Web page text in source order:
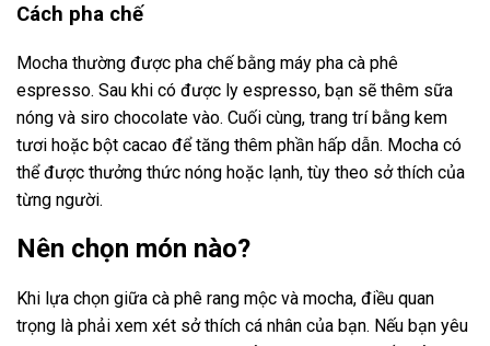
Cách pha chế
Mocha thường được pha chế bằng máy pha cà phê
espresso. Sau khi có được ly espresso, bạn sẽ thêm sữa
nóng và siro chocolate vào. Cuối cùng, trang trí bằng kem
tươi hoặc bột cacao để tăng thêm phần hấp dẫn. Mocha có
thể được thưởng thức nóng hoặc lạnh, tùy theo sở thích của
từng người.
Nên chọn món nào?
Khi lựa chọn giữa cà phê rang mộc và mocha, điều quan
trọng là phải xem xét sở thích cá nhân của bạn. Nếu bạn yêu